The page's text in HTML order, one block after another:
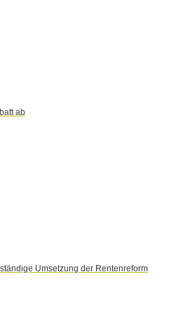
ab
Umsetzung der Rentenreform